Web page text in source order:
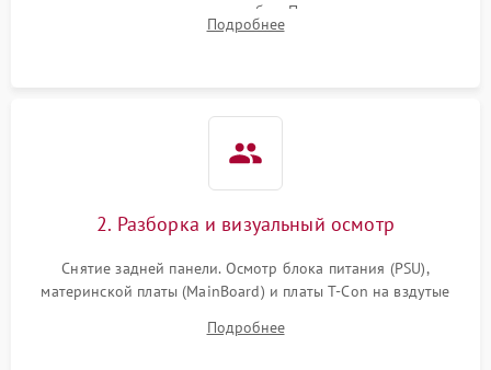
подсветки и индикаторов ошибок. Подключение тестовых
источников сигнала для выявления симптомов поломки.
Подробнее
2. Разборка и визуальный осмотр
Снятие задней панели. Осмотр блока питания (PSU),
материнской платы (MainBoard) и платы T-Con на вздутые
Проверка надежности фиксации и целостности шлейфов.
Подробнее